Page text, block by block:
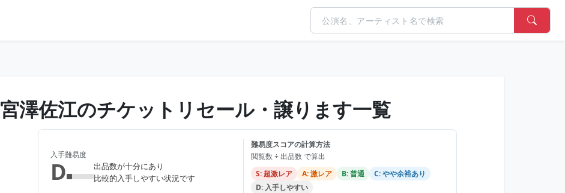
宮澤佐江のチケットリセール・譲ります一覧
入手難易度
D
出品数が十分にあり
比較的入手しやすい状況です
難易度スコアの計算方法
閲覧数 ÷ 出品数 で算出
S: 超激レア
A: 激レア B: 普通
C: やや余裕あり
D: 入手しやすい